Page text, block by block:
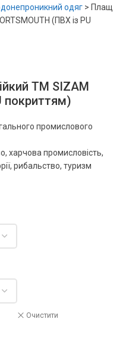
одяг > Плащ
(ПВХ із PU
ТМ SIZAM
покриттям)
промислового
харчова промисловість,
рибальство, туризм
Очистити